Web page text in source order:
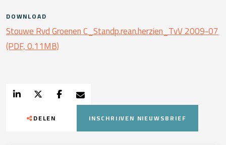
DOWNLOAD
Stouwe Rvd Groenen C_Standp.rean.herzien_TvV 2009-07
(PDF, 0.11MB)
DELEN INSCHRIJVEN NIEUWSBRIEF